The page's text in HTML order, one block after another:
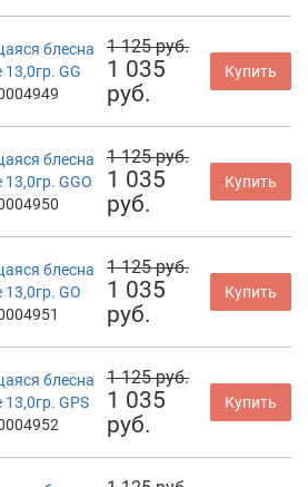
блесна
GG
1 125 руб.
1 035
руб.
Купить
блесна
GGO
1 125 руб.
1 035
руб.
Купить
блесна
GO
1 125 руб.
1 035
руб.
Купить
блесна
GPS
1 125 руб.
1 035
руб.
Купить